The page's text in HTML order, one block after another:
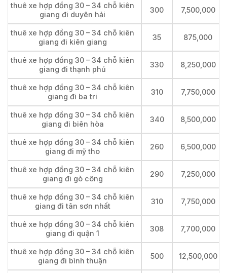
thuê xe hợp đồng 30 – 34 chỗ kiên
giang đi duyên hải
300 7,500,000
thuê xe hợp đồng 30 – 34 chỗ kiên
giang đi kiên giang
35 875,000
thuê xe hợp đồng 30 – 34 chỗ kiên
giang đi thạnh phú
330 8,250,000
thuê xe hợp đồng 30 – 34 chỗ kiên
giang đi ba tri
310 7,750,000
thuê xe hợp đồng 30 – 34 chỗ kiên
giang đi biên hòa
340 8,500,000
thuê xe hợp đồng 30 – 34 chỗ kiên
giang đi mỹ tho
260 6,500,000
thuê xe hợp đồng 30 – 34 chỗ kiên
giang đi gò công
290 7,250,000
thuê xe hợp đồng 30 – 34 chỗ kiên
giang đi tân sơn nhất
310 7,750,000
thuê xe hợp đồng 30 – 34 chỗ kiên
giang đi quận 1
308 7,700,000
thuê xe hợp đồng 30 – 34 chỗ kiên
giang đi bình thuận
500 12,500,000